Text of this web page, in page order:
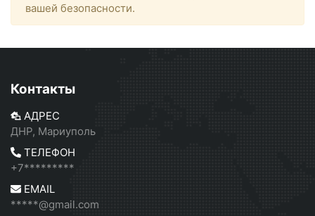
вашей безопасности.
Контакты
АДРЕС
ДНР, Мариуполь
ТЕЛЕФОН
+7*********
EMAIL
*****@gmail.com